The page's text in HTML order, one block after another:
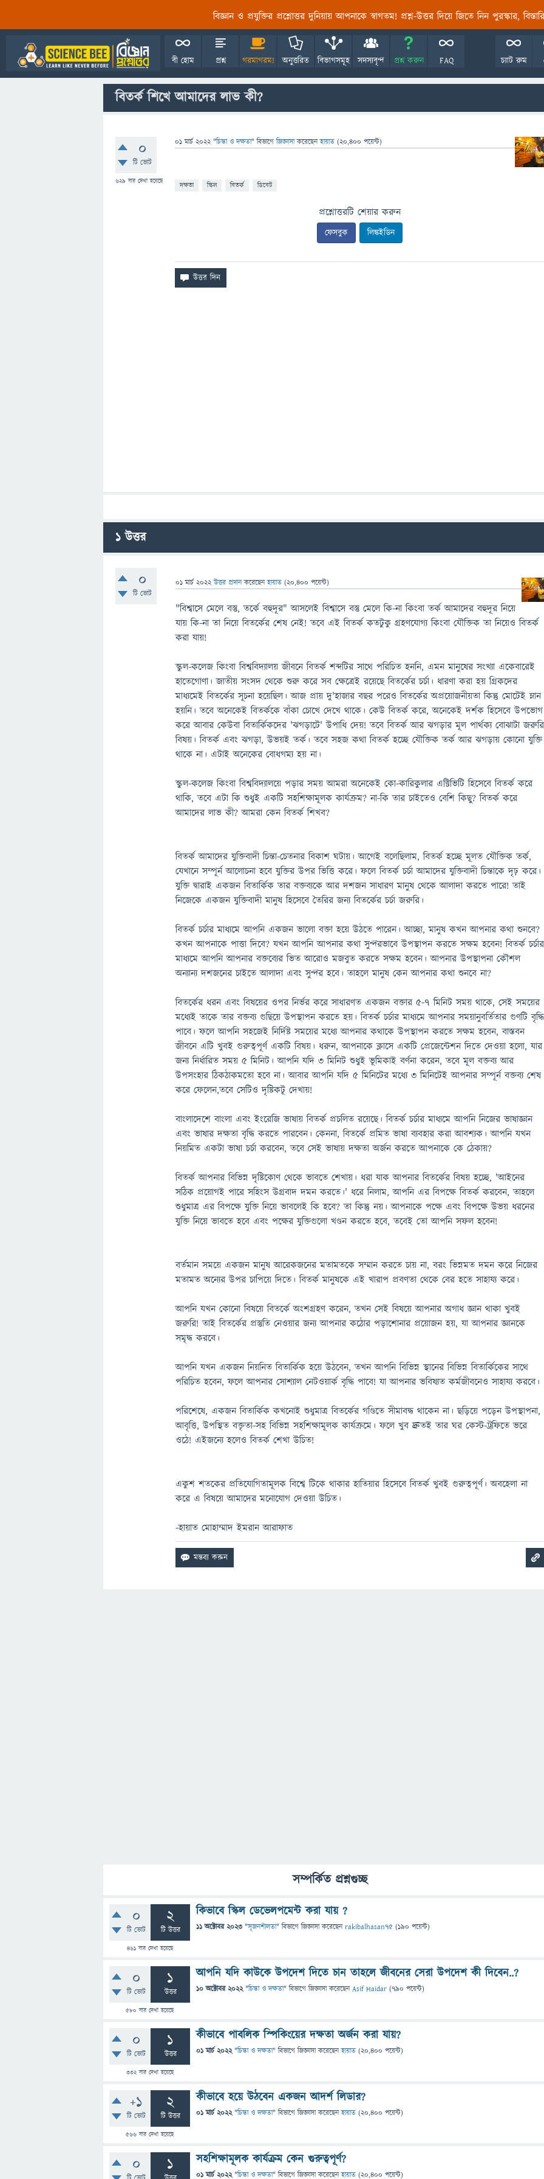
বিজ্ঞান ও প্রযুক্তির প্রশ্নোত্তর দুনিয়ায় আপনাকে স্বাগতম! প্রশ্ন-উত্তর দিয়ে জিতে নিন পুরস্কার,
বী হোম প্রশ্ন গরমাগরম! অনুত্তরিত বিভাগসমূহ সদস্যবৃন্দ প্রশ্ন করুন FAQ চ্যাট রুম
বিতর্ক শিখে আমাদের লাভ কী?
0
টি ভোট
629 বার দেখা হয়েছে
01 মার্চ 2022 "চিন্তা ও দক্ষতা" বিভাগে জিজ্ঞাসাকরেছেনহায়াত (20,400 পয়েন্ট)
দক্ষতা স্কিল বিতর্ক ডিবেট
প্রশ্নোত্তরটি শেয়ার করুন
ফেসবুক লিঙ্কইডিন
1উত্তর
0
টি ভোট
01 মার্চ 2022 উত্তর প্রদান করেছেনহায়াত (20,400 পয়েন্ট)
"বিশ্বাসে মেলে বস্তু, তর্কে বহুদূর" আসলেই বিশ্বাসে বস্তু মেলে কি-না কিংবা তর্ক আমাদের বহুদূর নিয়ে
যায় কি-না তা নিয়ে বিতর্কের শেষ নেই! তবে এই বিতর্ক কতটুকু গ্রহণযোগ্য কিংবা যৌক্তিক তা নিয়েও বিতর্ক
করা যায়!
স্কুল-কলেজ কিংবা বিশ্ববিদ্যালয় জীবনে বিতর্ক শব্দটির সাথে পরিচিত হননি, এমন মানুষের সংখ্যা একেবারেই
হাতেগোণা। জাতীয় সংসদ থেকে শুরু করে সব ক্ষেত্রেই রয়েছে বিতর্কের চর্চা। ধারণা করা হয় গ্রিকদের
মাধ্যমেই বিতর্কের সূচনা হয়েছিল। আজ প্রায় দু'হাজার বছর পরেও বিতর্কের অপ্রয়োজনীয়তা কিন্তু মোটেই ম্লান
হয়নি। তবে অনেকেই বিতর্ককে বাঁকা চোখে দেখে থাকে। কেউ বিতর্ক করে, অনেকেই দর্শক হিসেবে উপভোগ
করে আবার কেউবা বিতার্কিকদের 'ঝগড়াটে' উপাধি দেয়! তবে বিতর্ক আর ঝগড়ার মূল পার্থক্য বোঝাটা জরুরি
বিষয়। বিতর্ক এবং ঝগড়া, উভয়ই তর্ক। তবে সহজ কথা বিতর্ক হচ্ছে যৌক্তিক তর্ক আর ঝগড়ায় কোনো যুক্তি
থাকে না। এটাই অনেকের বোধগম্য হয় না।
স্কুল-কলেজ কিংবা বিশ্ববিদ্যালয়ে পড়ার সময় আমরা অনেকেই কো-কারিকুলার এক্টিভিটি হিসেবে বিতর্ক করে
থাকি, তবে এটা কি শুধুই একটি সহশিক্ষামূলক কার্যক্রম? না-কি তার চাইতেও বেশি কিছু? বিতর্ক করে
আমাদের লাভ কী? আমরা কেন বিতর্ক শিখব?
বিতর্ক আমাদের যুক্তিবাদী চিন্তা-চেতনার বিকাশ ঘটায়। আগেই বলেছিলাম, বিতর্ক হচ্ছে মূলত যৌক্তিক তর্ক,
যেখানে সম্পূর্ন আলোচনা হবে যুক্তির উপর ভিত্তি করে। ফলে বিতর্ক চর্চা আমাদের যুক্তিবাদী চিন্তাকে দৃঢ় করে।
যুক্তি দ্বারাই একজন বিতার্কিক তার বক্তব্যকে আর দশজন সাধারণ মানুষ থেকে আলাদা করতে পারে! তাই
নিজেকে একজন যুক্তিবাদী মানুষ হিসেবে তৈরির জন্য বিতর্কের চর্চা জরুরি।
বিতর্ক চর্চার মাধ্যমে আপনি একজন ভালো বক্তা হয়ে উঠতে পারেন। আচ্ছা, মানুষ কখন আপনার কথা শুনবে?
কখন আপনাকে পাত্তা দিবে? যখন আপনি আপনার কথা সুন্দরভাবে উপস্থাপন করতে সক্ষম হবেন! বিতর্ক চর্চার
মাধ্যমে আপনি আপনার বক্তব্যের ভিত আরোও মজবুত করতে সক্ষম হবেন। আপনার উপস্থাপনা কৌশল
অন্যান্য দশজনের চাইতে আলাদা এবং সুন্দর হবে। তাহলে মানুষ কেন আপনার কথা শুনবে না?
বিতর্কের ধরন এবং বিষয়ের ওপর নির্ভর করে সাধারণত একজন বক্তার ৫-৭ মিনিট সময় থাকে, সেই সময়ের
মধ্যেই তাকে তার বক্তব্য গুছিয়ে উপস্থাপন করতে হয়। বিতর্ক চর্চার মাধ্যমে আপনার সময়ানুবর্তিতার গুণটি বৃদ্ধি
পাবে। ফলে আপনি সহজেই নির্দিষ্ট সময়ের মধ্যে আপনার কথাকে উপস্থাপন করতে সক্ষম হবেন, বাস্তবন
জীবনে এটি খুবই গুরুত্বপূর্ণ একটি বিষয়। ধরুন, আপনাকে ক্লাসে একটি প্রেজেন্টেশন দিতে দেওয়া হলো, যার
জন্য নির্ধারিত সময় ৫ মিনিট। আপনি যদি ৩ মিনিট শুধুই ভূমিকাই বর্ণনা করেন, তবে মূল বক্তব্য আর
উপসংহার ঠিকঠাকমতো হবে না। আবার আপনি যদি ৫ মিনিটের মধ্যে ৩ মিনিটেই আপনার সম্পূর্ন বক্তব্য শেষ
করে ফেলেন,তবে সেটিও দৃষ্টিকটূ দেখায়!
বাংলাদেশে বাংলা এবং ইংরেজি ভাষায় বিতর্ক প্রচলিত রয়েছে। বিতর্ক চর্চার মাধ্যমে আপনি নিজের ভাষাজ্ঞান
এবং ভাষার দক্ষতা বৃদ্ধি করতে পারবেন। কেননা, বিতর্কে প্রমিত ভাষা ব্যবহার করা আবশ্যক। আপনি যখন
নিয়মিত একটা ভাষা চর্চা করবেন, তবে সেই ভাষায় দক্ষতা অর্জন করতে আপনাকে কে ঠেকায়?
বিতর্ক আপনার বিভিন্ন দৃষ্টিকোণ থেকে ভাবতে শেখায়। ধরা যাক আপনার বিতর্কের বিষয় হচ্ছে, 'আইনের
সঠিক প্রয়োগই পারে সহিংস উগ্রবাদ দমন করতে।' ধরে নিলাম, আপনি এর বিপক্ষে বিতর্ক করবেন, তাহলে
শুধুমাত্র এর বিপক্ষে যুক্তি নিয়ে ভাবলেই কি হবে? তা কিন্তু নয়। আপনাকে পক্ষে এবং বিপক্ষে উভয় ধরনের
যুক্তি নিয়ে ভাবতে হবে এবং পক্ষের যুক্তিগুলো খণ্ডন করতে হবে, তবেই তো আপনি সফল হবেন!
বর্তমান সময়ে একজন মানুষ আরেকজনের মতামতকে সম্মান করতে চায় না, বরং ভিন্নমত দমন করে নিজের
মতামত অন্যের উপর চাপিয়ে দিতে। বিতর্ক মানুষকে এই খারাপ প্রবণতা থেকে বের হতে সাহায্য করে।
আপনি যখন কোনো বিষয়ে বিতর্কে অংশগ্রহণ করেন, তখন সেই বিষয়ে আপনার অগাধ জ্ঞান থাকা খুবই
জরুরি! তাই বিতর্কের প্রস্তুতি নেওয়ার জন্য আপনার কঠোর পড়াশোনার প্রয়োজন হয়, যা আপনার জ্ঞানকে
সমৃদ্ধ করবে।
আপনি যখন একজন নিয়নিত বিতার্কিক হয়ে উঠবেন, তখন আপনি বিভিন্ন স্থানের বিভিন্ন বিতার্কিকের সাথে
পরিচিত হবেন, ফলে আপনার সোশ্যাল নেটওয়ার্ক বৃদ্ধি পাবে! যা আপনার ভবিষ্যত কর্মজীবনেও সাহায্য করবে।
পরিশেষে, একজন বিতার্কিক কখনোই শুধুমাত্র বিতর্কের গণ্ডিতে সীমাবদ্ধ থাকেন না। ছড়িয়ে পড়েন উপস্থাপনা,
আবৃত্তি, উপস্থিত বক্তৃতা-সহ বিভিন্ন সহশিক্ষামূলক কার্যক্রমে। ফলে খুব দ্রুতই তার ঘর কেস্ট-ট্রফিতে ভরে
ওঠে! এইজন্যে হলেও বিতর্ক শেখা উচিত!
একুশ শতকের প্রতিযোগিতামূলক বিশ্বে টিকে থাকার হাতিয়ার হিসেবে বিতর্ক খুবই গুরুত্বপূর্ণ। অবহেলা না
করে এ বিষয়ে আমাদের মনোযোগ দেওয়া উচিত।
-হায়াত মোহাম্মাদ ইমরান আরাফাত
সম্পর্কিত প্রশ্নগুচ্ছ
0
টি ভোট
2
টি উত্তর
461বার দেখা হয়েছে
কিভাবে স্কিল ডেভেলপমেন্ট করা যায় ?
11 অক্টোবর 2023 "সৃজনশীলতা" বিভাগে জিজ্ঞাসাকরেছেনrakibalhasan75 (190 পয়েন্ট)
0
টি ভোট
1
উত্তর
580 বার দেখা হয়েছে
আপনি যদি কাউকে উপদেশ দিতে চান তাহলে জীবনের সেরা উপদেশ কী দিবেন..?
10 অক্টোবর 2022 "চিন্তা ও দক্ষতা" বিভাগে জিজ্ঞাসাকরেছেনAsif Haidar (790 পয়েন্ট)
0
টি ভোট
1
উত্তর
332বার দেখা হয়েছে
কীভাবে পাবলিক স্পিকিংয়ের দক্ষতা অর্জন করা যায়?
01 মার্চ 2022 "চিন্তা ও দক্ষতা" বিভাগে জিজ্ঞাসাকরেছেনহায়াত (20,400 পয়েন্ট)
+1
টি ভোট
2
টি উত্তর
566 বার দেখা হয়েছে
কীভাবে হয়ে উঠবেন একজন আদর্শ লিডার?
01 মার্চ 2022 "চিন্তা ও দক্ষতা" বিভাগে জিজ্ঞাসাকরেছেনহায়াত (20,400 পয়েন্ট)
0 1 সহশিক্ষামূলক কার্যক্রম কেন গুরুত্বপূর্ণ?
01 মার্চ 2022 "চিন্তা ও দক্ষতা" বিভাগে জিজ্ঞাসাকরেছেনহায়াত (20,400 পয়েন্ট)